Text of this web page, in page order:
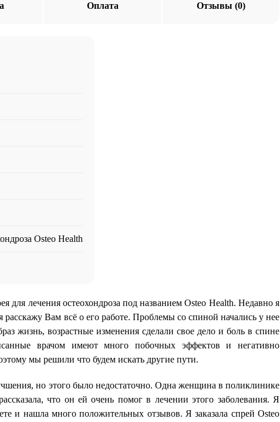
Оплата Отзывы (0)
Osteo Health
для лечения остеохондроза под названием Osteo Health. Недавно я
расскажу Вам всё о его работе. Проблемы со спиной начались у нее
жизнь, возрастные изменения сделали свое дело и боль в спине
врачом имеют много побочных эффектов и негативно
мы решили что будем искать другие пути.
но этого было недостаточно. Одна женщина в поликлинике
что он ей очень помог в лечении этого заболевания. Я
и нашла много положительных отзывов. Я заказала спрей Osteo